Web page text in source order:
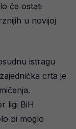
će ostati
u novijoj
istragu
crta je
ligi BiH
bi moglo